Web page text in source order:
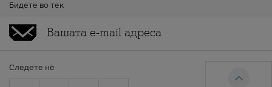
Бидете во тек
Следете нè